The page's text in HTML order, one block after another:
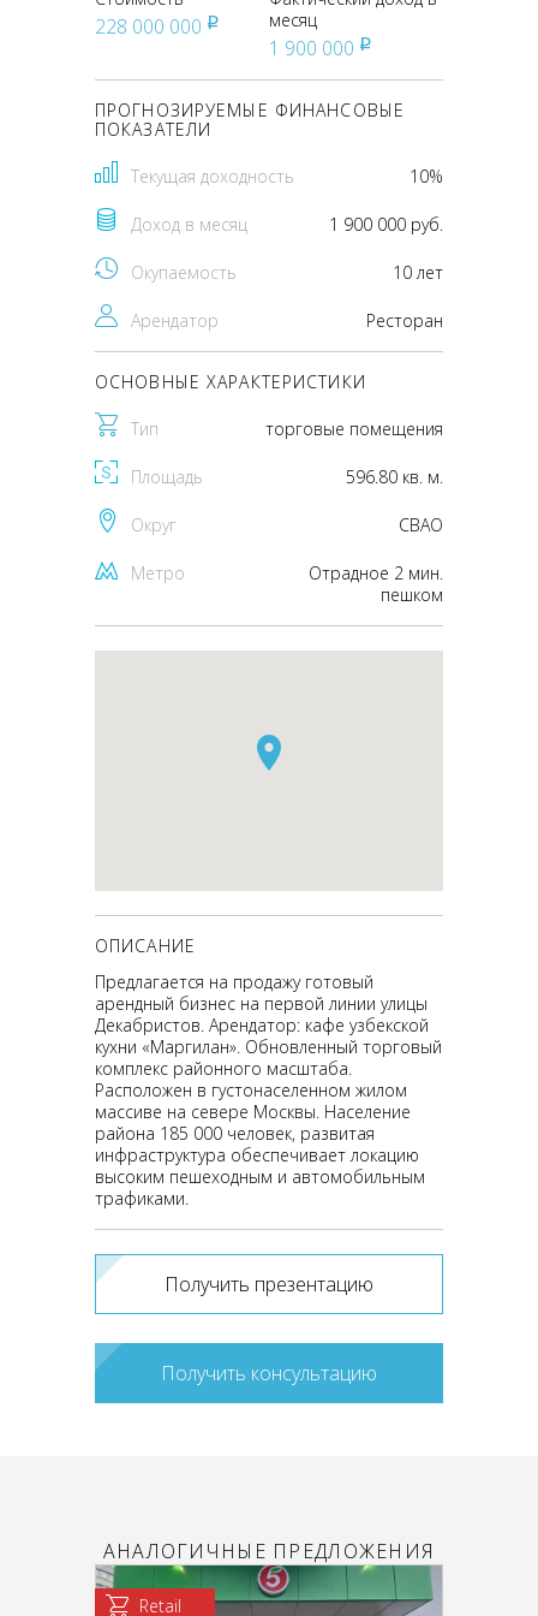
228 000 000 pуб
месяц
1 900 000 pуб
ПРОГНОЗИРУЕМЫЕ ФИНАНСОВЫЕ
ПОКАЗАТЕЛИ
Текущая доходность 10%
Доход в месяц 1 900 000 руб.
Окупаемость 10 лет
Арендатор Ресторан
ОСНОВНЫЕ ХАРАКТЕРИСТИКИ
Тип торговые помещения
Площадь 596.80 кв. м.
Округ CВАО
Метро
Отрадное 2 мин.
пешком
ОПИСАНИЕ
Предлагается на продажу готовый
арендный бизнес на первой линии улицы
Декабристов. Арендатор: кафе узбекской
кухни «Маргилан». Обновленный торговый
комплекс районного масштаба.
Расположен в густонаселенном жилом
массиве на севере Москвы. Население
района 185 000 человек, развитая
инфраструктура обеспечивает локацию
высоким пешеходным и автомобильным
трафиками.
Получить презентацию
Получить консультацию
АНАЛОГИЧНЫЕ ПРЕДЛОЖЕНИЯ
Retail